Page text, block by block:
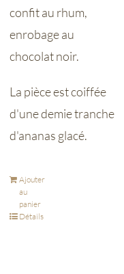
confit au rhum,
enrobage au
chocolat noir.
La pièce est coiffée
d'une demie tranche
d'ananas glacé.
Ajouter
au
panier
Détails